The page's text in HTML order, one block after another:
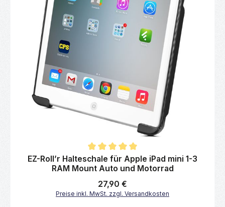
Durchschnittliche Bewertung von 5 von 5 Sternen
EZ-Roll’r Halteschale für Apple iPad mini 1-3
RAM Mount Auto und Motorrad
Regulärer Preis:
27,90 €
Preise inkl. MwSt. zzgl. Versandkosten